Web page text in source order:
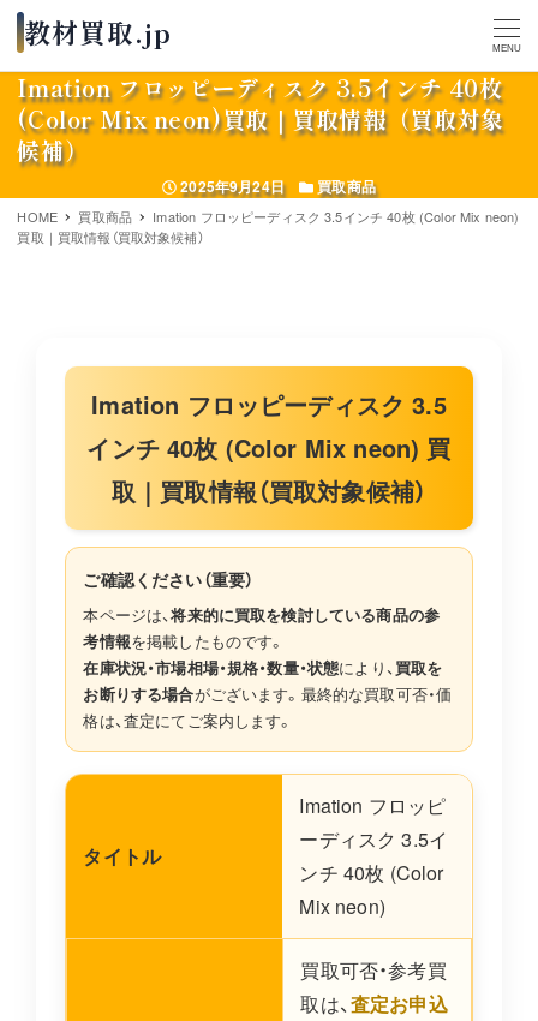
MENU
Imation フロッピーディスク 3.5インチ 40枚
(Color Mix neon)買取｜買取情報（買取対象
候補）
投稿日
2025年9月24日 カテゴリー
買取商品
HOME 買取商品
Imation フロッピーディスク 3.5インチ 40枚 (Color Mix neon)
買取｜買取情報（買取対象候補）
Imation フロッピーディスク 3.5
インチ 40枚 (Color Mix neon) 買
取｜買取情報（買取対象候補）
ご確認ください（重要）
本ページは、将来的に買取を検討している商品の参
考情報を掲載したものです。
在庫状況・市場相場・規格・数量・状態により、 買取を
お断りする場合がございます。最終的な買取可否・価
格は、査定にてご案内します。
タイトル
Imation フロッピ
ーディスク 3.5イ
ンチ 40枚 (Color
Mix neon)
買取可否・参考買
取は、査定お申込